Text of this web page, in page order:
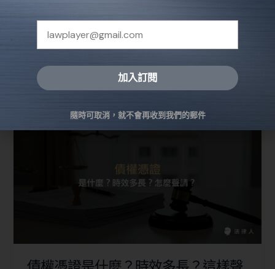
大法律系畢業出路，讓你發揮所長，輕鬆規劃職涯、
畢業即就業！
閱讀全文 »
加入訂閱
隨時可取消，就不會再收到我們的郵件